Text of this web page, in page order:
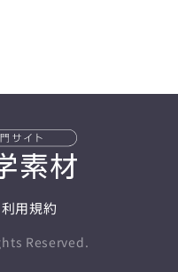
利用規約
Reserved.